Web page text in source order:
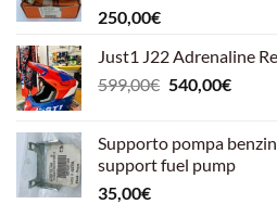
250,00€
Just1 J22 Adrenaline
599,00€ Il
era:
599,00€.
540,00€Il
è:
Supporto pompa
support fuel pump
35,00€